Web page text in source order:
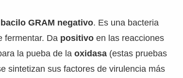
bacilo GRAM negativo. Es una bacteria
fermentar. Da positivo en las reacciones
la pueba de laoxidasa (estas pruebas
sintetizan sus factores de virulencia más